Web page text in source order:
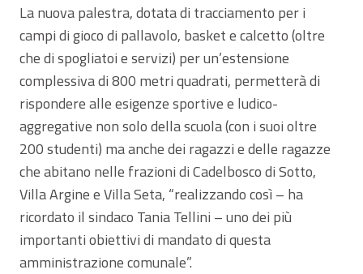
La nuova palestra, dotata di tracciamento per i
campi di gioco di pallavolo, basket e calcetto (oltre
che di spogliatoi e servizi) per un’estensione
complessiva di 800 metri quadrati, permetterà di
rispondere alle esigenze sportive e ludico-
aggregative non solo della scuola (con i suoi oltre
200 studenti) ma anche dei ragazzi e delle ragazze
che abitano nelle frazioni di Cadelbosco di Sotto,
Villa Argine e Villa Seta, “realizzando così – ha
ricordato il sindaco Tania Tellini – uno dei più
importanti obiettivi di mandato di questa
amministrazione comunale”.